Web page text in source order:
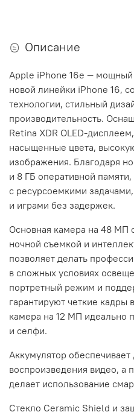
Описание
Apple iPhone 16e — мощный
новой линейки iPhone 16,
технологии, стильный
производительность.
Retina XDR OLED-
насыщенные цвета,
изображения. Благодаря
и 8 ГБ оперативной
с ресурсоемкими
и играми без задержек.
Основная камера на 48 МП
ночной съемкой и
позволяет делать
в сложных условиях
портретный режим и
гарантируют четкие
камера на 12 МП идеально
и селфи.
Аккумулятор обеспечивает
воспроизведения видео, а
делает использование
Стекло Ceramic Shield и